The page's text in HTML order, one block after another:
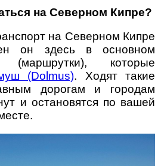
на Северном Кипре?
на Северном Кипре
он здесь в основном
(маршрутки), которые
(Dolmus). Ходят такие
дорогам и городам
и остановятся по вашей